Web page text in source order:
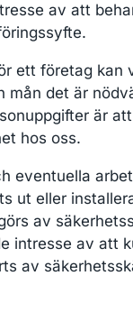
av att
ett företag kan
mån det är
är
hos oss.
eventuella
ut eller
av
intresse av att
av